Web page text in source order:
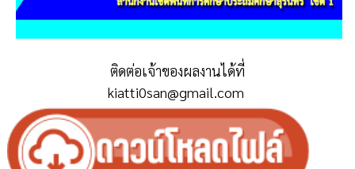
ติดต่อเจ้าของผลงานได้ที่
kiatti0san@gmail.com